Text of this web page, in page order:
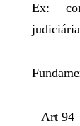
Ex:
– Art 94